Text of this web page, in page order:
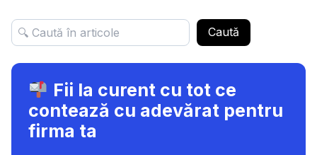
Caută
Fii la curent cu tot ce
contează cu adevărat pentru
firma ta